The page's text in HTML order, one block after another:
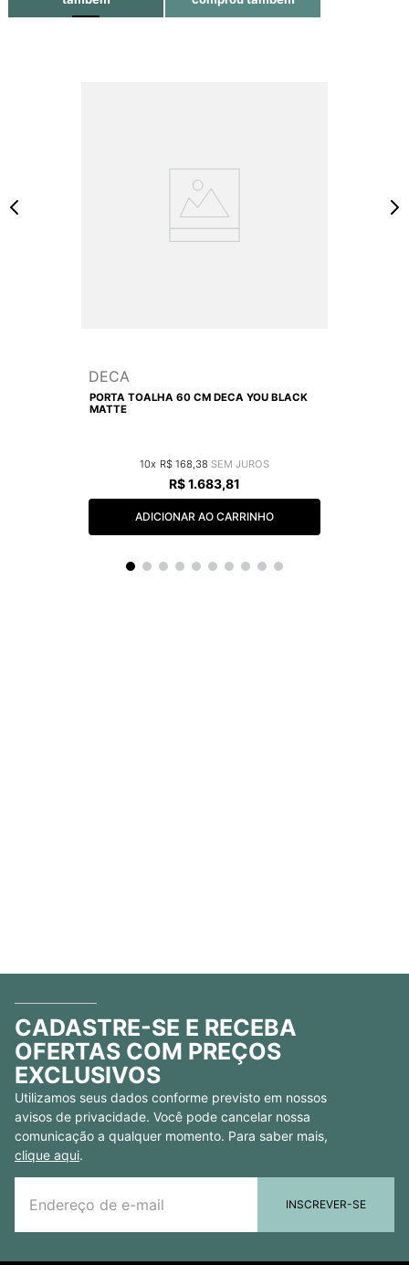
DECA
PORTA TOALHA 60 CM DECA YOU BLACK
MATTE
10 R$ 168 38
R$1.683,81
ADICIONAR AO CARRINHO
CADASTRE-SE E RECEBA
OFERTAS COM PREÇOS
EXCLUSIVOS
Utilizamos seus dados conforme previsto em nossos
avisos de privacidade. Você pode cancelar nossa
comunicação a qualquer momento. Para saber mais,
clique aqui.
INSCREVER-SE